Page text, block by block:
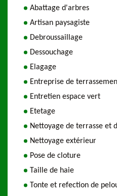
Abattage d'arbres
Artisan paysagiste
Debroussaillage
Dessouchage
Elagage
Entreprise de
Entretien espace vert
Etetage
Nettoyage de terrasse et
Nettoyage extérieur
Pose de cloture
Taille de haie
Tonte et refection de